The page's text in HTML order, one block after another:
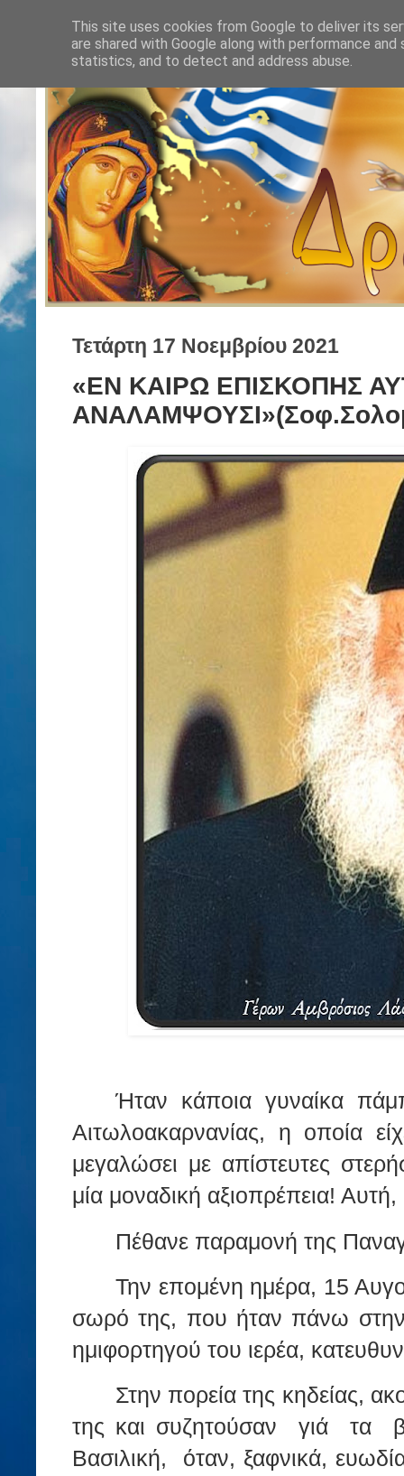
Τετάρτη 17 Νοεμβρίου 2021
«ΕΝ ΚΑΙΡΩ ΕΠΙΣΚΟΠΗΣ
Ήταν κάποια γυναίκα
Αιτωλοακαρνανίας, η οποία
μεγαλώσει με απίστευτες
μία μοναδική αξιοπρέπεια!
Πέθανε παραμονή της
Την επομένη ημέρα, 15
σωρό της, που ήταν πάνω στην
ημιφορτηγού του ιερέα,
Στην πορεία της κηδείας,
της και συζητούσαν
γιά τα
Βασιλική,
όταν, ξαφνικά,
This site uses cookies from Google to deliver its
are shared with Google along with performance
statistics, and to detect and address abuse.